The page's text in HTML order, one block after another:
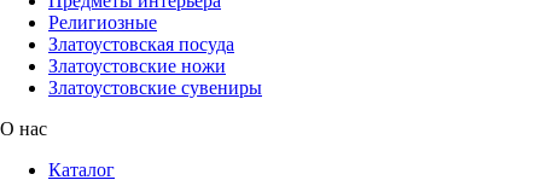
Религиозные
Златоустовская посуда
Златоустовские ножи
Златоустовские сувениры
О нас
Каталог